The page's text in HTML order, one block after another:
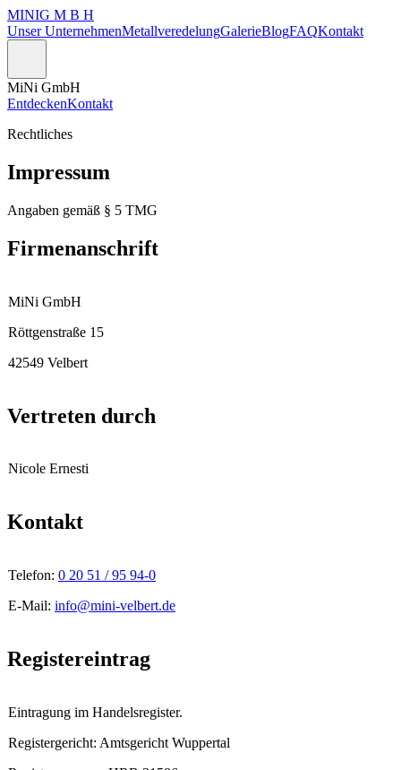
MINIG M B H
Unser UnternehmenMetallveredelungGalerieBlogFAQKontakt
MiNi GmbH
EntdeckenKontakt
Rechtliches
Impressum
Angaben gemäß § 5 TMG
Firmenanschrift
MiNi GmbH
Röttgenstraße 15
42549 Velbert
Vertreten durch
Nicole Ernesti
Kontakt
Telefon: 0 20 51 / 95 94-0
E-Mail: info@mini-velbert.de
Registereintrag
Eintragung im Handelsregister.
Registergericht: Amtsgericht Wuppertal